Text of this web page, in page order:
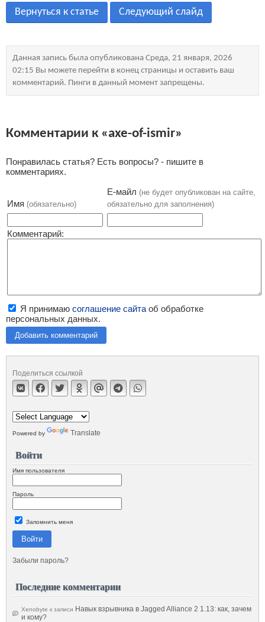
Вернуться к статье Следующий слайд
Данная запись была опубликована Среда, 21 января, 2026
02:15 Вы можете перейти в конец страницы и оставить ваш
комментарий. Пинги в данный момент запрещены.
Комментарии к «axe-of-ismir»
Понравилась статья? Есть вопросы? - пишите в
комментариях.
Имя (обязательно)
Е-майл (не будет опубликован на сайте,
обязательно для заполнения)
Комментарий:
Я принимаю соглашение сайта об обработке
персональных данных.
Добавить комментарий
Поделиться ссылкой
Powered by Translate
Войти
Имя пользователя
Пароль
Запомнить меня
Войти
Забыли пароль?
Последние комментарии
Xenobyte к записи Навык взрывника в Jagged Alliance 2 1.13: как, зачем
и кому?